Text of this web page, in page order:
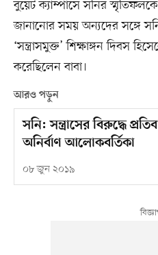
বুয়েট ক্যাম্পাসে সনির
জানানোর সময় অন্যদের সঙ্গে
‘সন্ত্রাসমুক্ত’ শিক্ষাঙ্গন দিবস
করেছিলেন বাবা।
আরও পড়ুন
সনি: সন্ত্রাসের বিরুদ্ধে
অনির্বাণ আলোকবর্তিকা
০৮ জুন ২০১৯